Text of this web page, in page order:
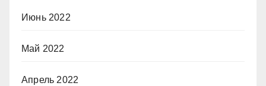
Июнь 2022
Май 2022
Апрель 2022